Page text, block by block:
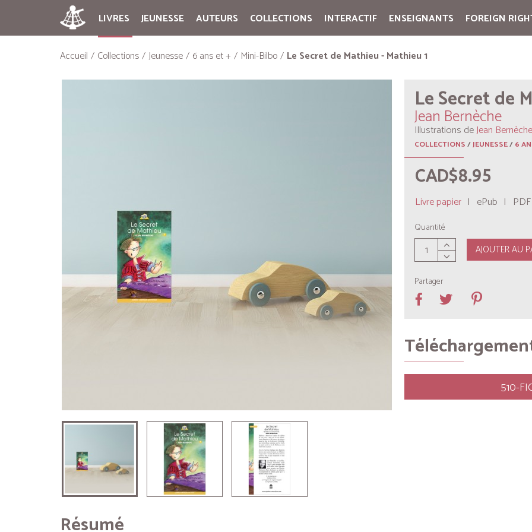
LIVRES JEUNESSE AUTEURS COLLECTIONS INTERACTIF ENSEIGNANTS FOREIGN
Accueil Collections Jeunesse 6 ans et + Mini-Bilbo Le Secret de Mathieu - Mathieu 1
Le Secret de
Jean Bernèche
Illustrations deJean Bernèche
COLLECTIONS/JEUNESSE/6
CAD$8.95
Livre papier | ePub | PDF
Quantité
AJOUTER AU
Partager
510-
Résumé